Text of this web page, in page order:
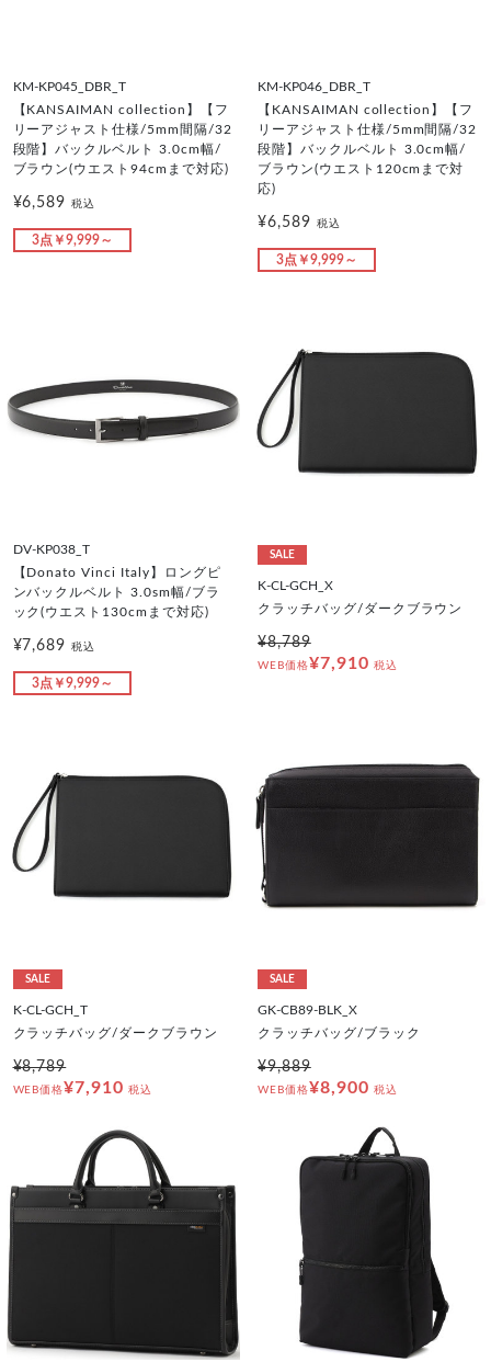
KM-KP045_DBR_T
【KANSAIMAN collection】【フ
リーアジャスト仕様/5mm間隔/32
段階】バックルベルト 3.0cm幅/
ブラウン(ウエスト94cmまで対応)
¥6,589税込
3点￥9,999～
KM-KP046_DBR_T
【KANSAIMAN collection】【フ
リーアジャスト仕様/5mm間隔/32
段階】バックルベルト 3.0cm幅/
ブラウン(ウエスト120cmまで対
応)
¥6,589 税込
3点￥9,999～
DV-KP038_T
【Donato Vinci Italy】ロングピ
ンバックルベルト 3.0sm幅/ブラ
ック(ウエスト130cmまで対応)
¥7,689税込
3点￥9,999～
SALE
K-CL-GCH_X
クラッチバッグ/ダークブラウン
¥8,789
WEB価格¥7,910 税込
SALE
K-CL-GCH_T
クラッチバッグ/ダークブラウン
¥8,789
WEB価格¥7,910 税込
SALE
GK-CB89-BLK_X
クラッチバッグ/ブラック
¥9,889
WEB価格¥8,900 税込